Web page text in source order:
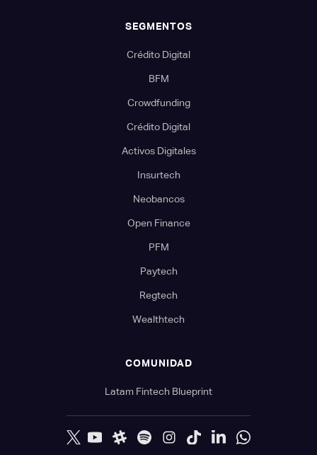
SEGMENTOS
Crédito Digital
BFM
Crowdfunding
Crédito Digital
Activos Digitales
Insurtech
Neobancos
Open Finance
PFM
Paytech
Regtech
Wealthtech
COMUNIDAD
Latam Fintech Blueprint